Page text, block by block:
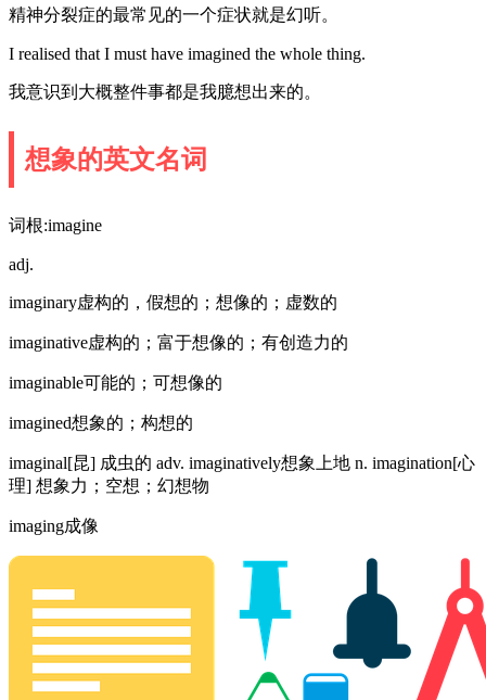
精神分裂症的最常见的一个症状就是幻听。
I realised that I must have imagined the whole thing.
我意识到大概整件事都是我臆想出来的。
想象的英文名词
词根:imagine
adj.
imaginary虚构的，假想的；想像的；虚数的
imaginative虚构的；富于想像的；有创造力的
imaginable可能的；可想像的
imagined想象的；构想的
imaginal[昆] 成虫的 adv. imaginatively想象上地 n. imagination[心
理] 想象力；空想；幻想物
imaging成像